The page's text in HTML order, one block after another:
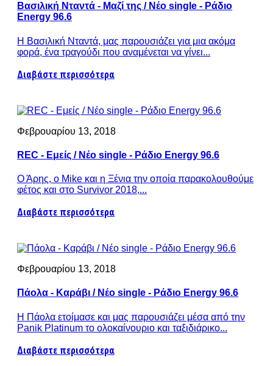
Βασιλική Νταντά - Μαζί της / Νέο single - Ράδιο
Energy 96.6
Η Βασιλική Νταντά, μας παρουσιάζει για μια ακόμα
φορά, ένα τραγούδι που αναμένεται να γίνει...
Διαβάστε περισσότερα
Φεβρουαρίου 13, 2018
REC - Εμείς / Νέο single - Ράδιο Energy 96.6
Ο Άρης, ο Mike και η Ξένια την οποία παρακολουθούμε
φέτος και στο Survivor 2018,...
Διαβάστε περισσότερα
Φεβρουαρίου 13, 2018
Πάολα - Καράβι / Νέο single - Ράδιο Energy 96.6
Η Πάολα ετοίμασε και μας παρουσιάζει μέσα από την
Panik Platinum το ολοκαίνουριο και ταξιδιάρικο...
Διαβάστε περισσότερα